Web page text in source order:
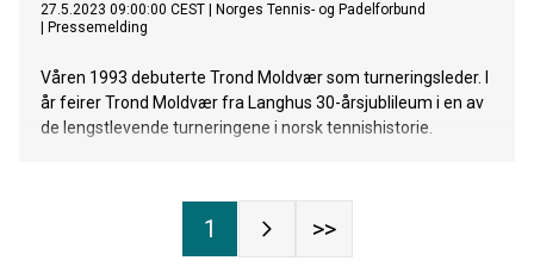
27.5.2023 09:00:00 CEST
Norges Tennis- og Padelforbund
Pressemelding
Våren 1993 debuterte Trond Moldvær som turneringsleder. I
år feirer Trond Moldvær fra Langhus 30-årsjublileum i en av
de lengstlevende turneringene i norsk tennishistorie.
1 >>